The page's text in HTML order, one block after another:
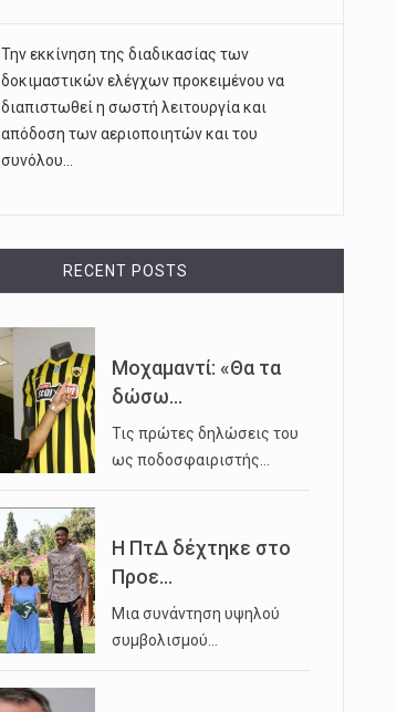
Την εκκίνηση της διαδικασίας των
δοκιμαστικών ελέγχων προκειμένου να
διαπιστωθεί η σωστή λειτουργία και
απόδοση των αεριοποιητών και του
συνόλου...
RECENT POSTS
Μοχαμαντί: «Θα τα
δώσω...
Τις πρώτες δηλώσεις του
ως ποδοσφαιριστής…
Η ΠτΔ δέχτηκε στο
Προε...
Μια συνάντηση υψηλού
συμβολισμού…